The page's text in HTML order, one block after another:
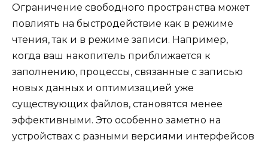
Ограничение свободного пространства может
повлиять на быстродействие как в режиме
чтения, так и в режиме записи. Например,
когда ваш накопитель приближается к
заполнению, процессы, связанные с записью
новых данных и оптимизацией уже
существующих файлов, становятся менее
эффективными. Это особенно заметно на
устройствах с разными версиями интерфейсов